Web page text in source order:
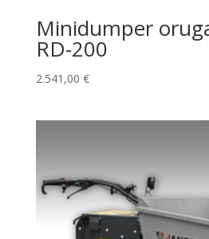
Minidumper
RD-200
2.541,00 €